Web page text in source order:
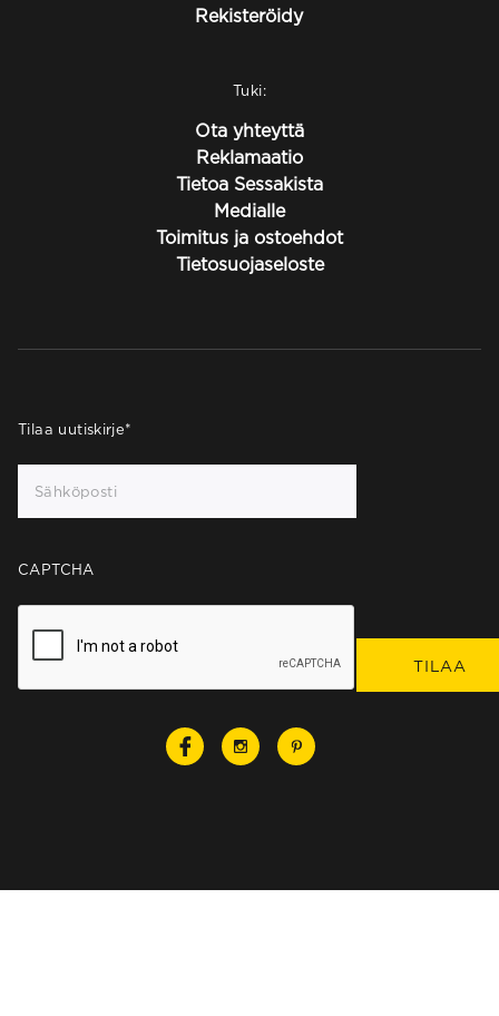
Rekisteröidy
Tuki:
Ota yhteyttä
Reklamaatio
Tietoa Sessakista
Medialle
Toimitus ja ostoehdot
Tietosuojaseloste
Tilaa uutiskirje*
CAPTCHA